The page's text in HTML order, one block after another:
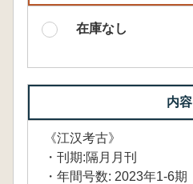
在庫なし
内容
《江汉考古》
・刊期:隔月月刊
・年間号数: 2023年1-6期